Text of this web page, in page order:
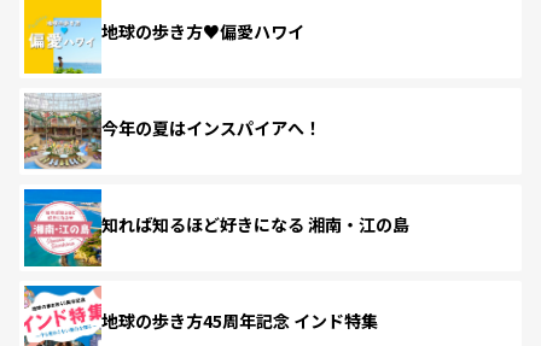
地球の歩き方♥偏愛ハワイ
今年の夏はインスパイアへ！
知れば知るほど好きになる 湘南・江の島
地球の歩き方45周年記念 インド特集